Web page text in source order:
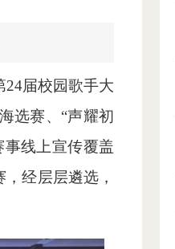
24届校园歌手大
选赛、“声耀初
事线上宣传覆盖
经层层遴选，